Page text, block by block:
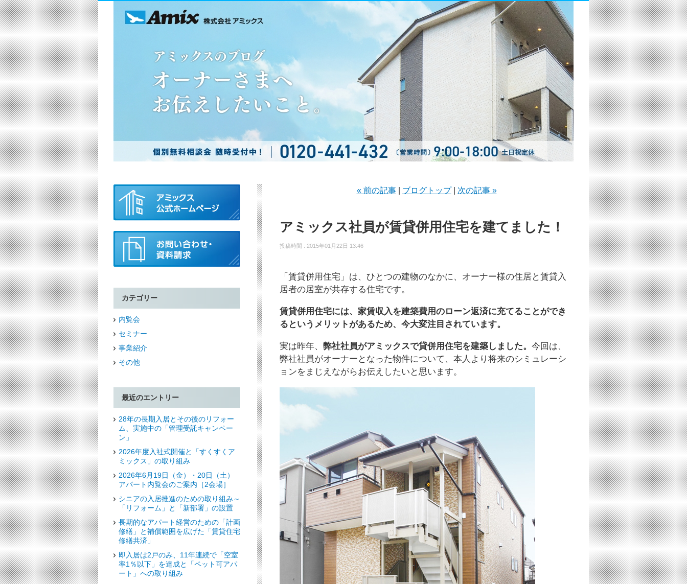
« 前の記事| ブログトップ| 次の記事 »
アミックス社員が賃貸併用住宅を建てました！
投稿時間 : 2015年01月22日 13:46
「賃貸併用住宅」は、ひとつの建物のなかに、オーナー様の住居と賃貸入
居者の居室が共存する住宅です。
賃貸併用住宅には、家賃収入を建築費用のローン返済に充てることができ
るというメリットがあるため、今大変注目されています。
実は昨年、 弊社社員がアミックスで貸併用住宅を建築しました。 今回は、
弊社社員がオーナーとなった物件について、本人より将来のシミュレーシ
ョンをまじえながらお伝えしたいと思います。
カテゴリー
内覧会
セミナー
事業紹介
その他
最近のエントリー
28年の長期入居とその後のリフォー
ム、実施中の「管理受託キャンペー
ン」
2026年度入社式開催と「すくすくア
ミックス」の取り組み
2026年6月19日（金）・20日（土）
アパート内覧会のご案内［2会場］
シニアの入居推進のための取り組み～
「リフォーム」と「新部署」の設置
長期的なアパート経営のための「計画
修繕」と補償範囲を広げた「賃貸住宅
修繕共済」
即入居は2戸のみ、11年連続で「空室
率1％以下」を達成と「ペット可アパ
ート」への取り組み